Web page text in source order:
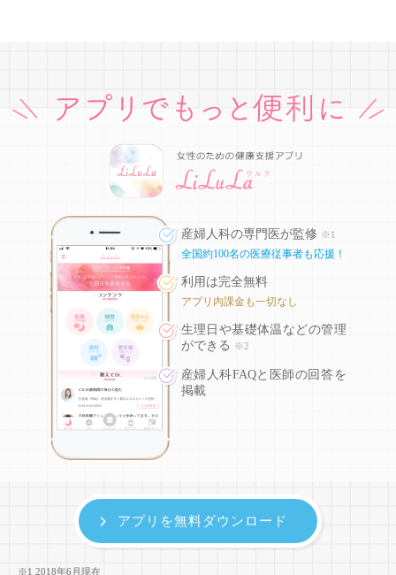
産婦人科の専門医が監修 ※1
全国約100名の医療従事者も応援！
利用は完全無料
アプリ内課金も一切なし
生理日や基礎体温などの管理
ができる
※2
産婦人科FAQと医師の回答を
掲載
※1 2018年6月現在
アプリを無料ダウンロード